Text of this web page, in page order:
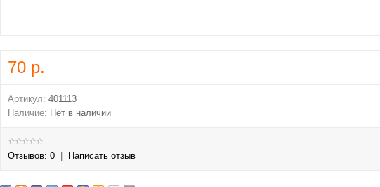
70 р.
Артикул: 401113
Наличие: Нет в наличии
Отзывов: 0 Написать отзыв